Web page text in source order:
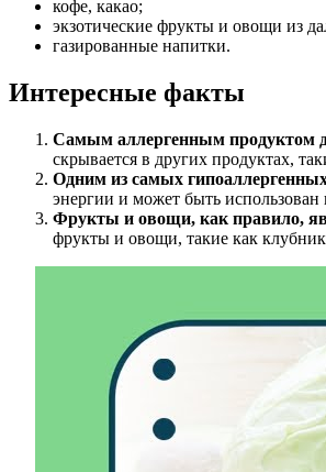
кофе, какао;
экзотические фрукты и овощи из
газированные напитки.
Интересные факты
Самым аллергенным продуктом
скрывается в других продуктах,
Одним из самых
энергии и может быть
Фрукты и овощи, как правило,
фрукты и овощи, такие как